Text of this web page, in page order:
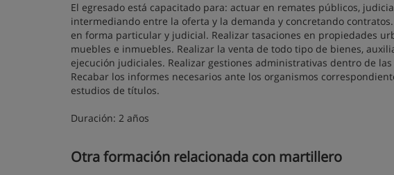
El egresado está capacitado para: actuar en remates públicos,
intermediando entre la oferta y la demanda y concretando
en forma particular y judicial. Realizar tasaciones en propiedades
muebles e inmuebles. Realizar la venta de todo tipo de bienes,
ejecución judiciales. Realizar gestiones administrativas dentro de
Recabar los informes necesarios ante los organismos
estudios de títulos.
Duración: 2 años
Otra formación relacionada con martillero